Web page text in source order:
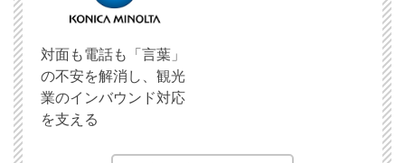
対面も電話も「言葉」
の不安を解消し、観光
業のインバウンド対応
を支える